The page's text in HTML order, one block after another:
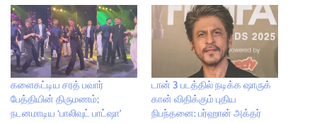
களைகட்டிய சரத் பவார்
பேத்தியின் திருமணம்;
நடனமாடிய ‘பாலிவுட் பாட்ஷா’
டான் 3 படத்தில் நடிக்க ஷாருக்
கான் விதிக்கும் புதிய
நிபந்தனை: பர்ஹான் அக்தர்